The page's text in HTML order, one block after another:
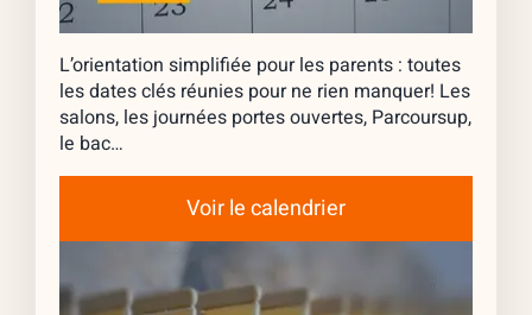
L’orientation simplifiée pour les parents : toutes
les dates clés réunies pour ne rien manquer! Les
salons, les journées portes ouvertes, Parcoursup,
le bac…
Voir le calendrier